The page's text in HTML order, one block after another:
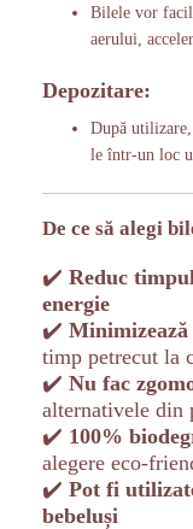
Bilele vor
aerului,
Depozitare:
După utilizare,
le într-un loc
De ce să alegi
✔️ Reduc
energie
✔️
timp petrecut la
✔️ Nu fac
alternativele din
✔️ 100%
alegere eco-
✔️ Pot fi
bebeluși